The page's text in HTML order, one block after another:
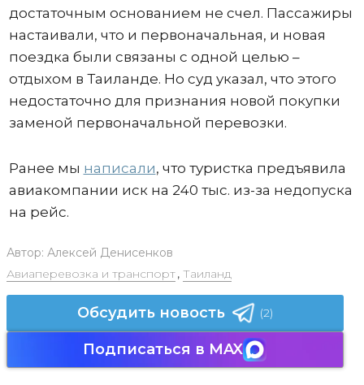
достаточным основанием не счел. Пассажиры
настаивали, что и первоначальная, и новая
поездка были связаны с одной целью –
отдыхом в Таиланде. Но суд указал, что этого
недостаточно для признания новой покупки
заменой первоначальной перевозки.
Ранее мы написали, что туристка предъявила
авиакомпании иск на 240 тыс. из-за недопуска
на рейс.
Автор: Алексей Денисенков
Авиаперевозка и транспорт, Таиланд
Обсудить новость (2)
Подписаться в MAX